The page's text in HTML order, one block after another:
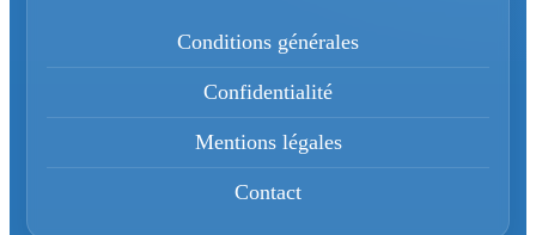
Conditions générales
Confidentialité
Mentions légales
Contact